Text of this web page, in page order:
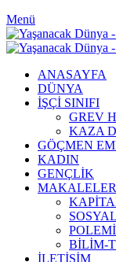
Menü
ANASAYFA
DÜNYA
İŞÇİ SINIFI
GREV
KAZA
GÖÇMEN
KADIN
GENÇLİK
MAKALELER
BİLİM-
ILETIŞIM